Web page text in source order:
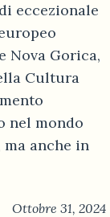
eccezionale
Nova Gorica,
Cultura
nel mondo
anche in
Ottobre 31, 2024